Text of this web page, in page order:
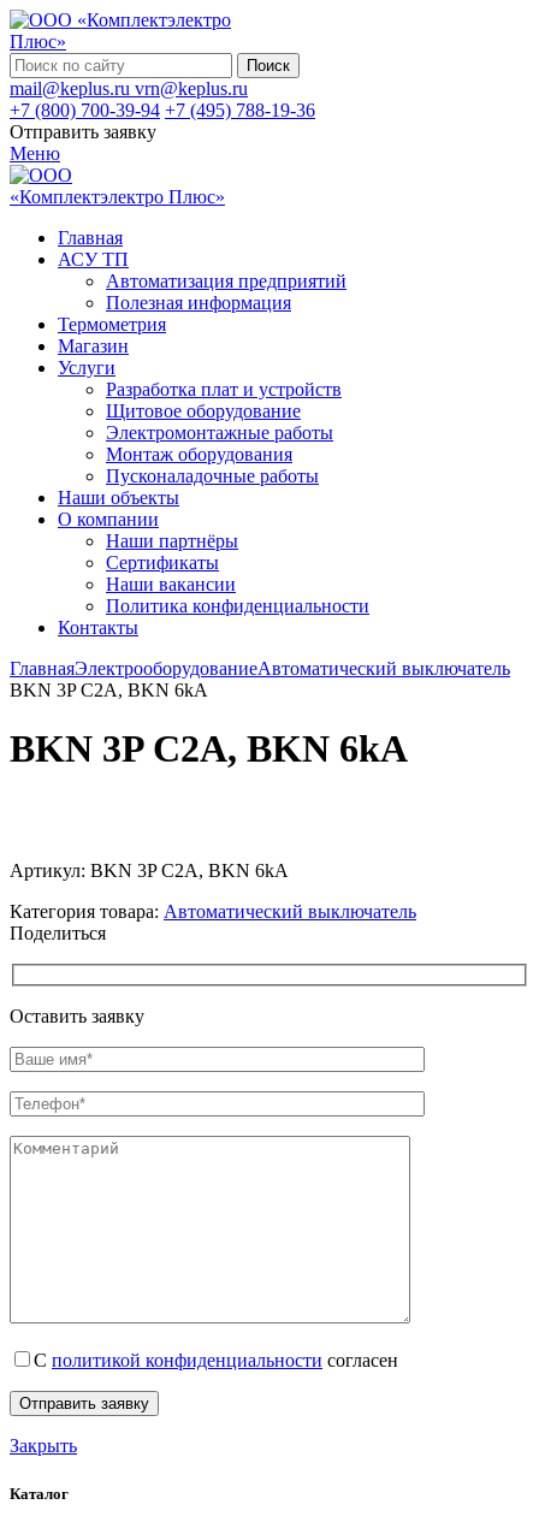
Поиск
mail@keplus.ru vrn@keplus.ru
+7 (800) 700-39-94 +7 (495) 788-19-36
Отправить заявку
Меню
Главная
АСУ ТП
Автоматизация предприятий
Полезная информация
Термометрия
Магазин
Услуги
Разработка плат и устройств
Щитовое оборудование
Электромонтажные работы
Монтаж оборудования
Пусконаладочные работы
Наши объекты
О компании
Наши партнёры
Сертификаты
Наши вакансии
Политика конфиденциальности
Контакты
ГлавнаяЭлектрооборудованиеАвтоматический выключатель
BKN 3P C2A, BKN 6kA
BKN 3P C2A, BKN 6kA
Артикул: BKN 3P C2A, BKN 6kA
Категория товара: Автоматический выключатель
Поделиться
Оставить заявку
С политикой конфиденциальности согласен
Закрыть
Каталог